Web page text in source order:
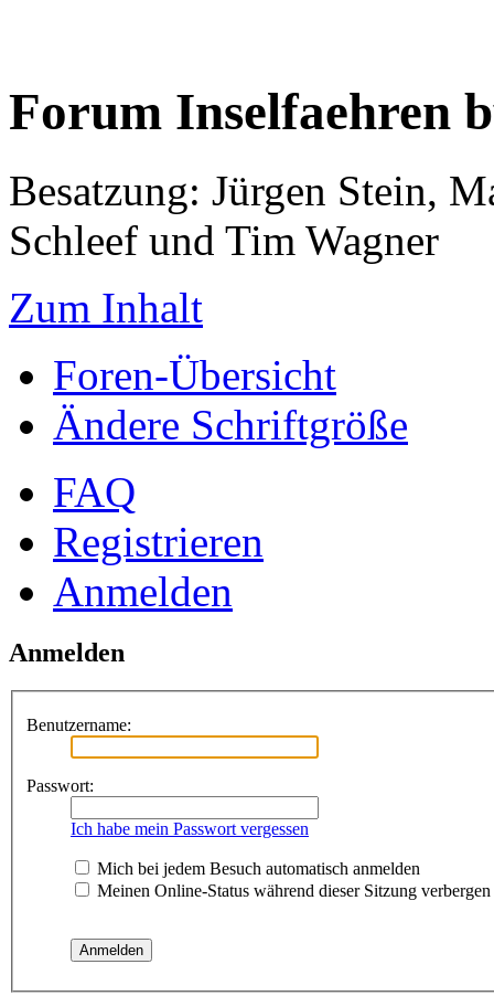
Forum Inselfaehren
Besatzung: Jürgen Stein,
Schleef und Tim Wagner
Zum Inhalt
Foren-Übersicht
Ändere Schriftgröße
FAQ
Registrieren
Anmelden
Anmelden
Benutzername:
Passwort:
Ich habe mein Passwort vergessen
Mich bei jedem Besuch automatisch anmelden
Meinen Online-Status während dieser Sitzung verbergen